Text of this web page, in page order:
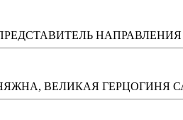
ВЕЛИКАЯ ГЕРЦОГИНЯ